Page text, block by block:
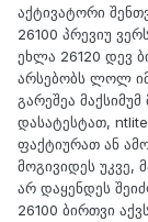
აქტივატორი
26100 პრევიუ
ეხლა 26120 დევ
არსებობს ლოლ
გარეშეა
დასატესტათ,
ფაქტიურათ ან
მოგივიდეს უკვე,
არ დაყენდეს
26100 ბირთვი